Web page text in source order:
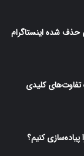
حذف شده اینستاگرام
کنیم؟